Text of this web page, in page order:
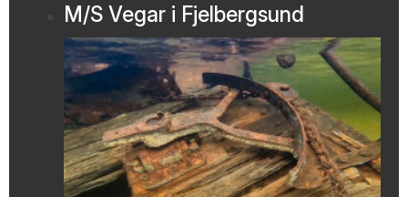
M/S Vegar i Fjelbergsund